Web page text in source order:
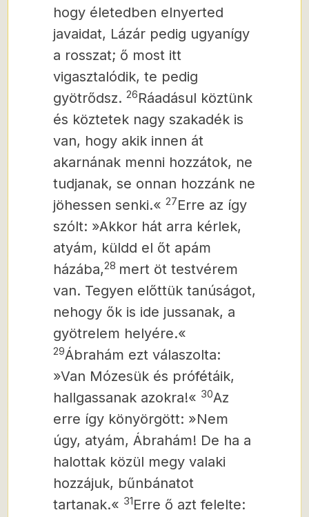
hogy életedben elnyerted
javaidat, Lázár pedig ugyanígy
a rosszat; ő most itt
vigasztalódik, te pedig
gyötrődsz. 26Ráadásul köztünk
és köztetek nagy szakadék is
van, hogy akik innen át
akarnának menni hozzátok, ne
tudjanak, se onnan hozzánk ne
jöhessen senki.« 27Erre az így
szólt: »Akkor hát arra kérlek,
atyám, küldd el őt apám
házába,28 mert öt testvérem
van. Tegyen előttük tanúságot,
nehogy ők is ide jussanak, a
gyötrelem helyére.«
29Ábrahám ezt válaszolta:
»Van Mózesük és prófétáik,
hallgassanak azokra!« 30Az
erre így könyörgött: »Nem
úgy, atyám, Ábrahám! De ha a
halottak közül megy valaki
hozzájuk, bűnbánatot
tartanak.« 31Erre ő azt felelte: